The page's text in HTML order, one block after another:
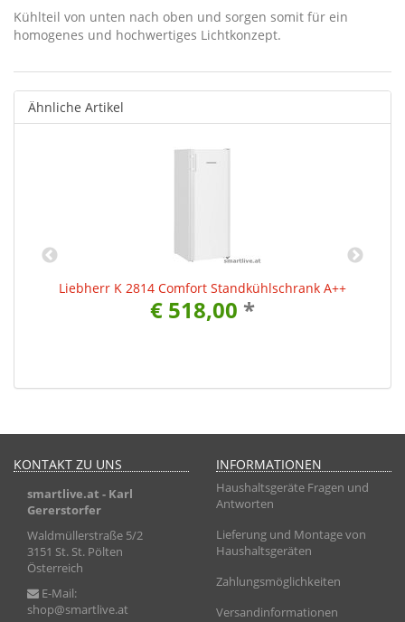
Kühlteil von unten nach oben und sorgen somit für ein
homogenes und hochwertiges Lichtkonzept.
Ähnliche Artikel
Liebherr K 2814 Comfort Standkühlschrank A++
€ 518,00 *
KONTAKT ZU UNS
smartlive.at - Karl
Gererstorfer
Waldmüllerstraße 5/2
3151 St. St. Pölten
Österreich
E-Mail:
shop@smartlive.at
INFORMATIONEN
Haushaltsgeräte Fragen und
Antworten
Lieferung und Montage von
Haushaltsgeräten
Zahlungsmöglichkeiten
Versandinformationen